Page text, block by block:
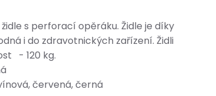
s perforací opěráku. Židle je díky
i do zdravotnických zařízení. Židli
- 120 kg.
červená, černá